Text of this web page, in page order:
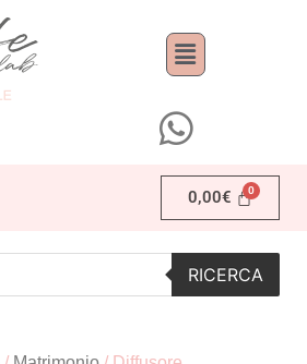
0,00€
RICERCA